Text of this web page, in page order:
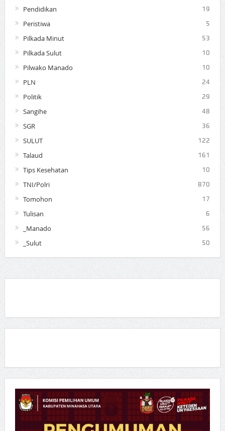
Pendidikan 19
Peristiwa 5
Pilkada Minut 53
Pilkada Sulut 10
Pilwako Manado 10
PLN 24
Politik 29
Sangihe 48
SGR 36
SULUT 122
Talaud 161
Tips Kesehatan 10
TNI/Polri 870
Tomohon 17
Tulisan 6
_Manado 56
_Sulut 50